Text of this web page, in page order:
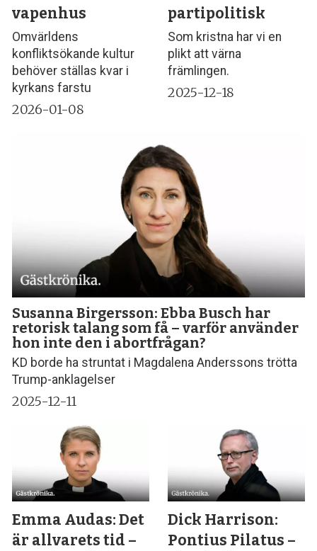
vapenhus
Omvärldens
konfliktsökande kultur
behöver ställas kvar i
kyrkans farstu
2026-01-08
partipolitisk
Som kristna har vi en
plikt att värna
främlingen.
2025-12-18
Susanna Birgersson: Ebba Busch har
retorisk talang som få – varför använder
hon inte den i abortfrågan?
KD borde ha struntat i Magdalena Anderssons trötta
Trump-anklagelser
2025-12-11
Emma Audas: Det
är allvarets tid –
Dick Harrison:
Pontius Pilatus –